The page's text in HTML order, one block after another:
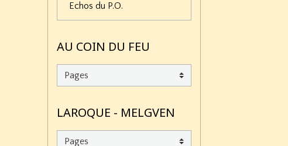
Echos du P.O.
AU COIN DU FEU
LAROQUE - MELGVEN